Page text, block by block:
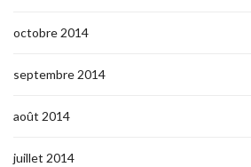
octobre 2014
septembre 2014
août 2014
juillet 2014